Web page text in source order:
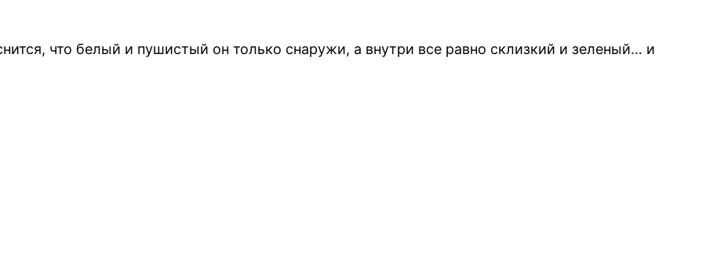
что белый и пушистый он только снаружи, а внутри все равно склизкий и зеленый… и